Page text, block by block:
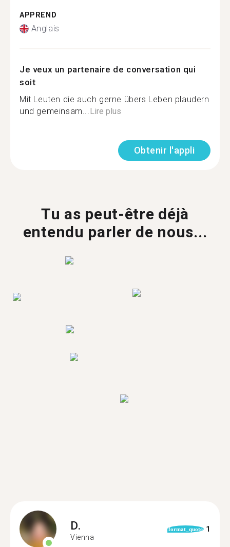
APPREND
Anglais
Je veux un partenaire de conversation qui
soit
Mit Leuten die auch gerne übers Leben plaudern
und gemeinsam...Lire plus
Obtenir l'appli
Tu as peut-être déjà
entendu parler de nous...
D.
Vienna
format_quote 1